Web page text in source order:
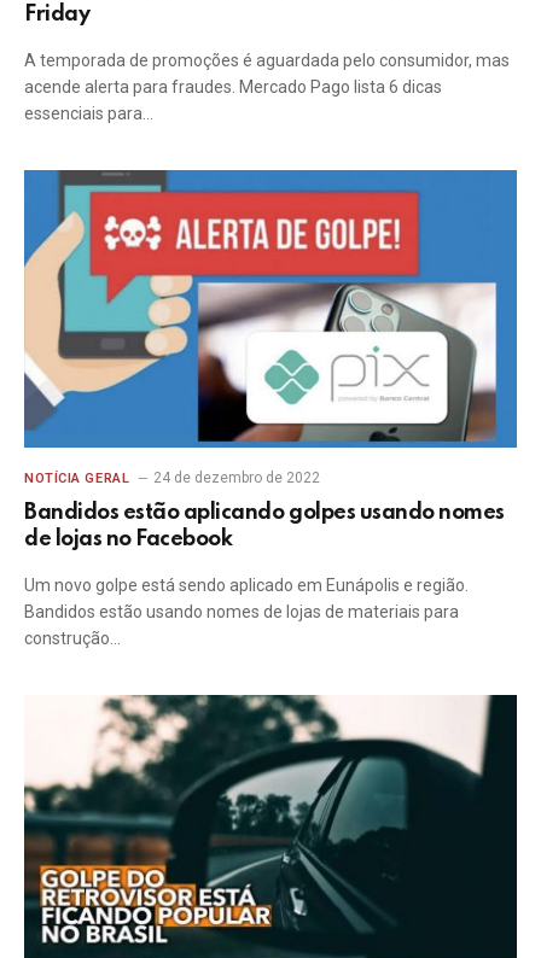
Friday
A temporada de promoções é aguardada pelo consumidor, mas
acende alerta para fraudes. Mercado Pago lista 6 dicas
essenciais para…
NOTÍCIA GERAL 24 de dezembro de 2022
Bandidos estão aplicando golpes usando nomes
de lojas no Facebook
Um novo golpe está sendo aplicado em Eunápolis e região.
Bandidos estão usando nomes de lojas de materiais para
construção…